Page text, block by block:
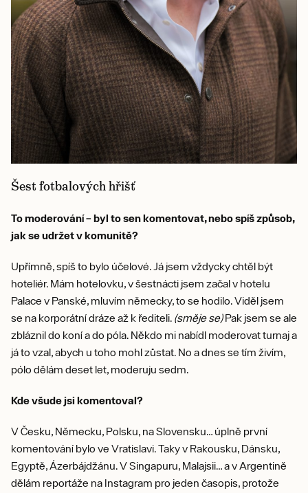
Šest fotbalových hřišť
To moderování – byl to sen komentovat, nebo spíš způsob,
jak se udržet v komunitě?
Upřímně, spíš to bylo účelové. Já jsem vždycky chtěl být
hoteliér. Mám hotelovku, v šestnácti jsem začal v hotelu
Palace v Panské, mluvím německy, to se hodilo. Viděl jsem
se na korporátní dráze až k řediteli. (směje se)Pak jsem se ale
zbláznil do koní a do póla. Někdo mi nabídl moderovat turnaj a
já to vzal, abych u toho mohl zůstat. No a dnes se tím živím,
pólo dělám deset let, moderuju sedm.
Kde všude jsi komentoval?
V Česku, Německu, Polsku, na Slovensku… úplně první
komentování bylo ve Vratislavi. Taky v Rakousku, Dánsku,
Egyptě, Ázerbájdžánu. V Singapuru, Malajsii… a v Argentině
dělám reportáže na Instagram pro jeden časopis, protože